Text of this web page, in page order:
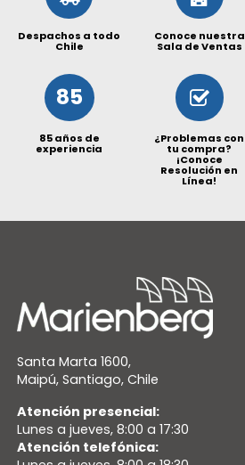
Despachos a todo
Chile
Conoce nuestra
Sala de Ventas
85
85 años de
experiencia
¿Problemas con
tu compra?
¡Conoce
Resolución en
Línea!
Santa Marta 1600,
Maipú, Santiago, Chile
Atención presencial:
Lunes a jueves, 8:00 a 17:30
Atención telefónica: